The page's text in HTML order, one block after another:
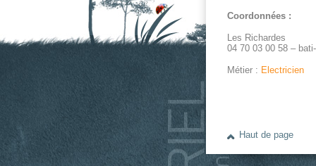
Coordonnées :
Les Richardes
04 70 03 00 58 –
Métier : Electricien
Haut de page